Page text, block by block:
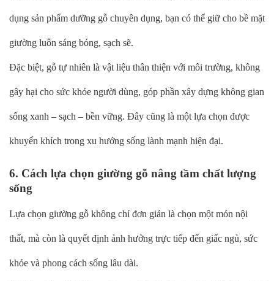
dụng sản phẩm dưỡng gỗ chuyên dụng, bạn có thể giữ cho bề mặt
giường luôn sáng bóng, sạch sẽ.
Đặc biệt, gỗ tự nhiên là vật liệu thân thiện với môi trường, không
gây hại cho sức khỏe người dùng, góp phần xây dựng không gian
sống xanh – sạch – bền vững. Đây cũng là một lựa chọn được
khuyến khích trong xu hướng sống lành mạnh hiện đại.
6. Cách lựa chọn giường gỗ nâng tầm chất lượng
sống
Lựa chọn giường gỗ không chỉ đơn giản là chọn một món nội
thất, mà còn là quyết định ảnh hưởng trực tiếp đến giấc ngủ, sức
khỏe và phong cách sống lâu dài.